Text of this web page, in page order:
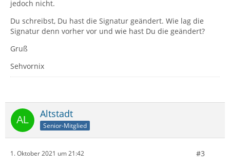
jedoch nicht.
Du schreibst, Du hast die Signatur geändert. Wie lag die
Signatur denn vorher vor und wie hast Du die geändert?
Gruß
Sehvornix
Altstadt
Senior-Mitglied
1. Oktober 2021 um 21:42 #3